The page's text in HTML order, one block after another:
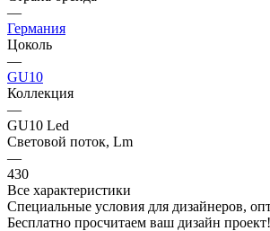
—
Германия
Цоколь
—
GU10
Коллекция
—
GU10 Led
Световой поток, Lm
—
430
Все характеристики
Специальные условия для дизайнеров,
Бесплатно просчитаем ваш дизайн проект!